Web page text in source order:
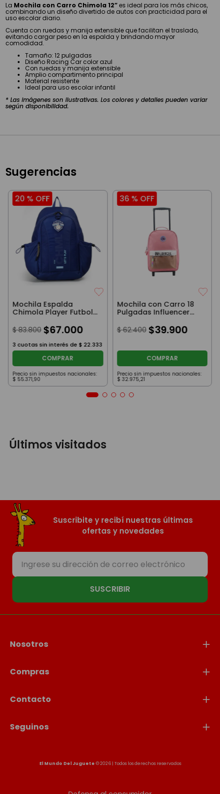
La Mochila con Carro Chimola 12” es ideal para los más chicos,
combinando un diseño divertido de autos con practicidad para el
uso escolar diario.
Cuenta con ruedas y manija extensible que facilitan el traslado,
evitando cargar peso en la espalda y brindando mayor
comodidad.
Tamaño: 12 pulgadas
Diseño Racing Car color azul
Con ruedas y manija extensible
Amplio compartimento principal
Material resistente
Ideal para uso escolar infantil
* Las imágenes son ilustrativas. Los colores y detalles pueden variar
según disponibilidad.
Sugerencias
20 % OFF
Mochila Espalda
Chimola Player Futbol
$ 83.800 $67.000
3 cuotas sin interés de $ 22.333
COMPRAR
Precio sin impuestos nacionales:
$ 55.371,90
36 % OFF
Mochila con Carro 18
Pulgadas Influencer
Rosa y Beige
$ 62.400 $39.900
COMPRAR
Precio sin impuestos nacionales:
$ 32.975,21
Últimos visitados
Suscribite y recibí nuestras últimas
ofertas y novedades
SUSCRIBIR
Nosotros
Compras
Contacto
Seguinos
El Mundo Del Juguete © 2026 | Todos los derechos reservados